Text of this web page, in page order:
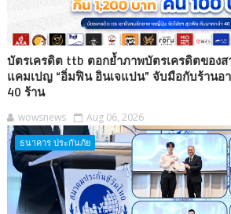
บัตรเครดิต ttb ตอกย้ำภาพบัตรเครดิตของส
แคมเปญ “อิ่มฟิน อินเจแปน” จับมือกับร้านอ
40 ร้าน
wowsnews Aug 06, 2026
ธนาคาร ประกันภัย